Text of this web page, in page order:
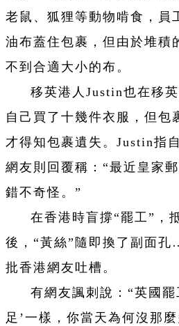
老鼠、狐狸等動物啃食，員
油布蓋住包裹，但由於堆積
不到合適大小的布。
移英港人Justin也在移
自己買了十幾件衣服，但包
才得知包裹遺失。Justin指
網友則回覆稱：“最近皇家
錯不奇怪。”
在香港時盲撐“罷工”，
後，“黃絲”隨即換了副面
批香港網友吐槽。
有網友諷刺說：“英國
足’一樣，你當天為何沒那